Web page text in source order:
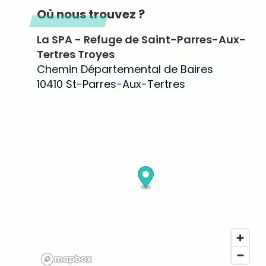
Où nous trouvez ?
La SPA - Refuge de Saint-Parres-Aux-
Tertres Troyes
Chemin Départemental de Baires
10410 St-Parres-Aux-Tertres